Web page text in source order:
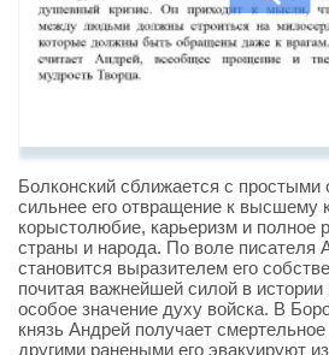
Болконский сближается с простыми
сильнее его отвращение к высшему
корыстолюбие, карьеризм и полное
страны и народа. По воле писателя
становится выразителем его
почитая важнейшей силой в истории
особое значение духу войска. В
князь Андрей получает
другими ранеными его эвакуируют